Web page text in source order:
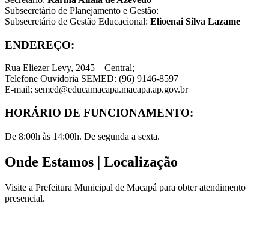
Subsecretário de Planejamento e Gestão:
Subsecretário de Gestão Educacional: Elioenai Silva Lazame
ENDEREÇO:
Rua Eliezer Levy, 2045 – Central;
Telefone Ouvidoria SEMED: (96) 9146-8597
E-mail: semed@educamacapa.macapa.ap.gov.br
HORÁRIO DE FUNCIONAMENTO:
De 8:00h às 14:00h. De segunda a sexta.
Onde Estamos | Localização
Visite a Prefeitura Municipal de Macapá para obter atendimento
presencial.